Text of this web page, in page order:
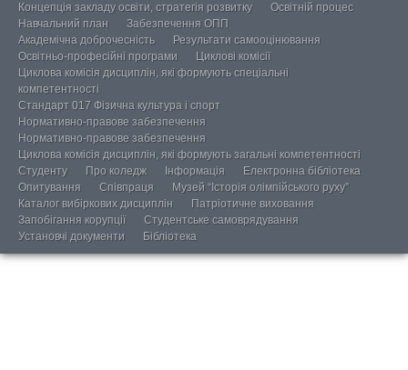
Концепція закладу освіти, стратегія розвитку
Освітній процес
Навчальний план
Забезпечення ОПП
Академічна доброчесність
Результати самооцінювання
Освітньо-професійні програми
Циклові комісії
Циклова комісія дисциплін, які формують спеціальні
компетентності
Стандарт 017 Фізична культура і спорт
Нормативно-правове забезпечення
Нормативно-правове забезпечення
Циклова комісія дисциплін, які формують загальні компетентності
Студенту
Про коледж Інформація
Електронна бібліотека
Опитування
Співпраця
Музей “Історія олімпійського руху”
Каталог вибіркових дисциплін
Патріотичне виховання
Запобігання корупції
Студентське самоврядування
Установчі документи
Бібліотека